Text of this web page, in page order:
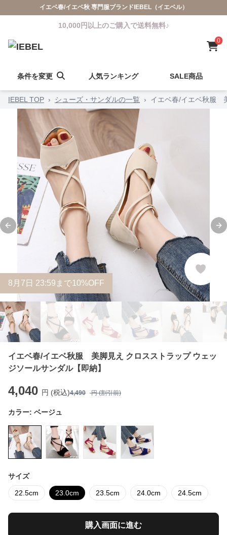
イエベ春/イエベ秋 専門服ブランドIEBEL（イエベル）
10,000円以上のご購入で送料無料♪
0
条件を変更 人気ランキング SALE商品
IEBEL TOP › シューズ・サンダルの一覧 › イエベ春/イエベ秋服
Previous slide
8 月 7 日 23:59まで10%OFF
イエベ春/イエベ秋服 美脚見え クロスストラップ ウェッ
ジソールサンダル【即納】
4,040 円 (税込)4,490 円 (割引前)
カラー: ベージュ
サイズ
22.5cm 23.0cm 23.5cm 24.0cm 24.5cm
購入画面に進む